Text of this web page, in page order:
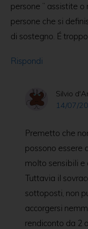
persone ” assistite
persone che si
di sostegno. É
Rispondi
Silvio
14/07/
Premetto che
possono essere
molto sensibili e
Tuttavia il
sottoposti, non
accorgersi
rendiconto da 2